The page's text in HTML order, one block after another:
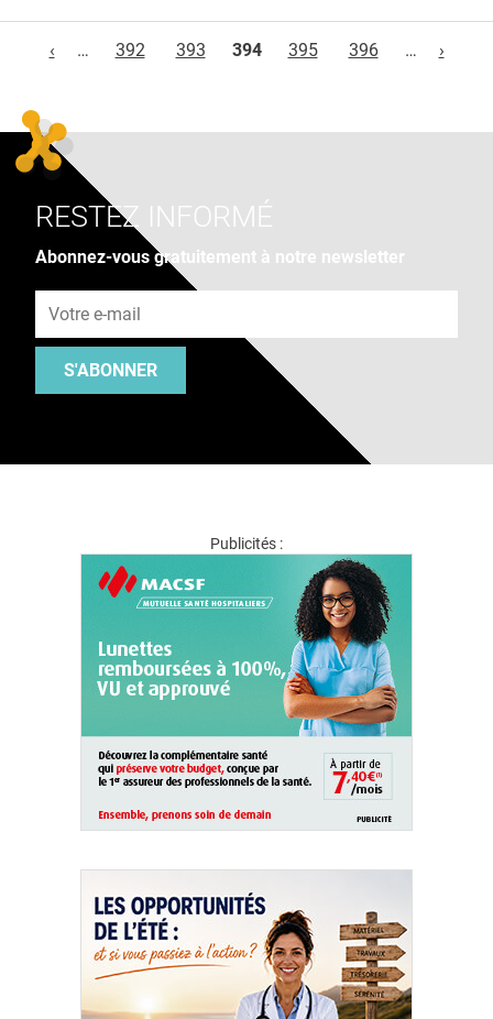
‹
… 392 393 394 395 396 … ›
RESTEZ INFORMÉ
Abonnez-vous gratuitement à notre newsletter
S'ABONNER
Publicités :